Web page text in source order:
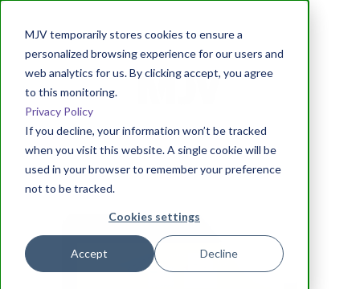
MJV temporarily stores cookies to ensure a
personalized browsing experience for our users and
web analytics for us. By clicking accept, you agree
to this monitoring.
Privacy Policy
If you decline, your information won’t be tracked
when you visit this website. A single cookie will be
used in your browser to remember your preference
not to be tracked.
Cookies settings
Accept Decline